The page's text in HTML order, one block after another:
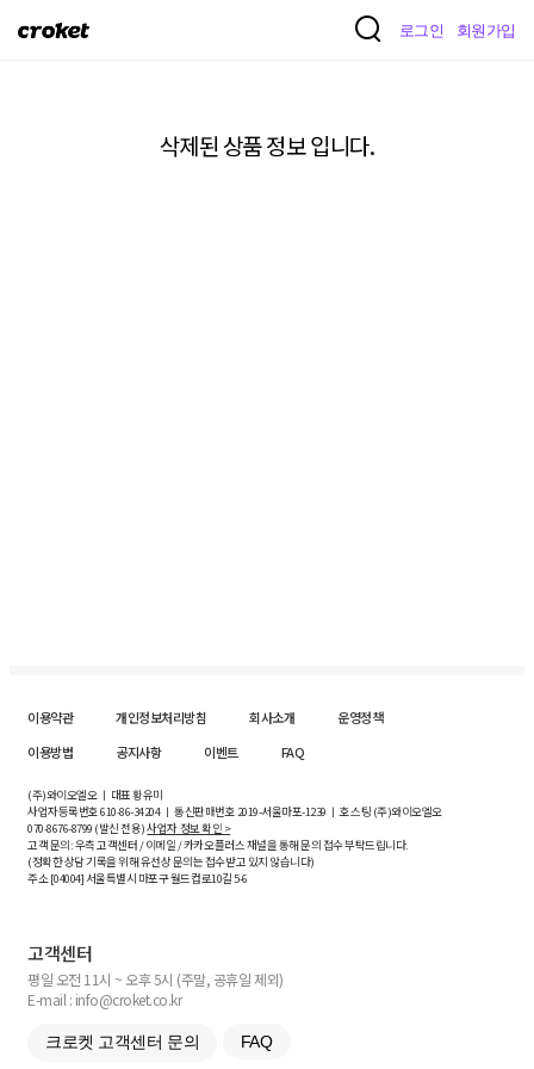
크
로그인 회원가입
삭제된 상품 정보 입니다.
이용약관 개인정보처리방침 회사소개
운영정책
이용방법
공지사항 이벤트 FAQ
(주)와이오엘오 ㅣ 대표 황유미
사업자등록번호610-86-34204ㅣ 통신판매번호 2019-서울마포-1239 ㅣ 호스팅 (주)와이오엘오
070-8676-8799 (발신 전용)사업자 정보 확인 >
고객 문의: 우측 고객센터 / 이메일 / 카카오플러스 채널을 통해 문의 접수 부탁드립니다.
(정확한 상담 기록을 위해 유선상 문의는 접수받고 있지 않습니다)
주소 [04004] 서울특별시 마포구 월드컵로10길5-6
고객센터
평일 오전 11시 ~ 오후 5시 (주말, 공휴일 제외)
E-mail : info@croket.co.kr
크로켓 고객센터 문의 FAQ